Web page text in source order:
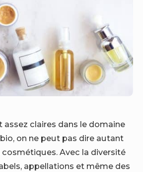
assez claires dans le domaine
on ne peut pas dire autant
Avec la diversité
appellations et même des